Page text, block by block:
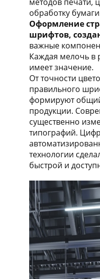
обработку
Оформление
шрифтов,
важные
Каждая мелочь в
имеет значение.
От точности
правильного
формируют
продукции.
существенно
типографий.
технологии
быстрой и